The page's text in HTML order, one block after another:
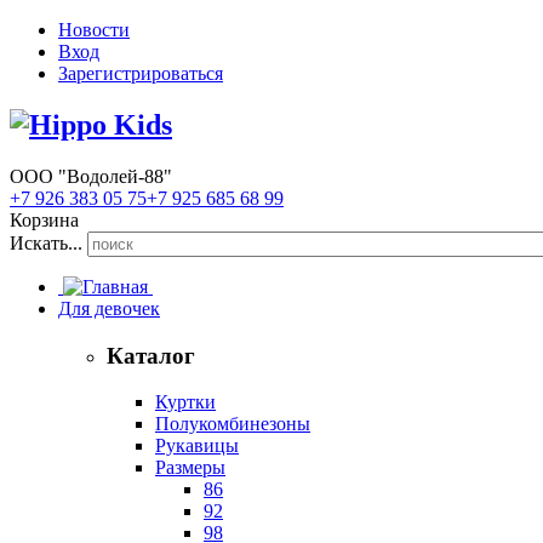
Новости
Вход
Зарегистрироваться
ООО "Водолей-88"
+7 926 383 05 75+7 925 685 68 99
Корзина
Искать...
Для девочек
Каталог
Куртки
Полукомбинезоны
Рукавицы
Размеры
86
92
98